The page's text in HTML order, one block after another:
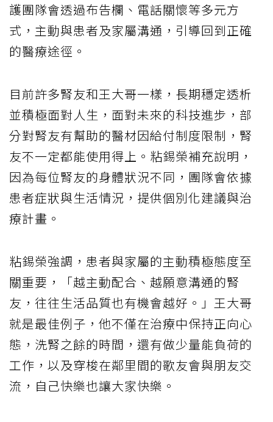
護團隊會透過布告欄、電話關懷等多元方
式，主動與患者及家屬溝通，引導回到正確
的醫療途徑。
目前許多腎友和王大哥一樣，長期穩定透析
並積極面對人生，面對未來的科技進步，部
分對腎友有幫助的醫材因給付制度限制，腎
友不一定都能使用得上。粘錫榮補充說明，
因為每位腎友的身體狀況不同，團隊會依據
患者症狀與生活情況，提供個別化建議與治
療計畫。
粘錫榮強調，患者與家屬的主動積極態度至
關重要，「越主動配合、越願意溝通的腎
友，往往生活品質也有機會越好。」王大哥
就是最佳例子，他不僅在治療中保持正向心
態，洗腎之餘的時間，還有做少量能負荷的
工作，以及穿梭在鄰里間的歌友會與朋友交
流，自己快樂也讓大家快樂。